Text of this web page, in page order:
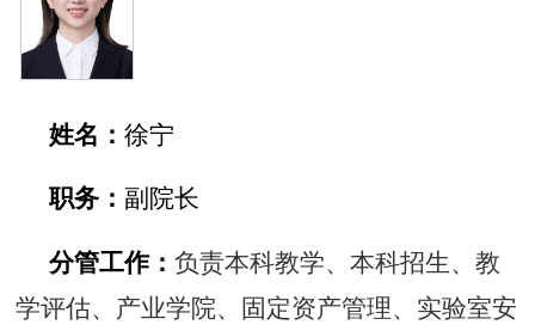
姓名：徐宁
职务：副院长
分管工作：负责本科教学、本科招生、教
学评估、产业学院、固定资产管理、实验室安